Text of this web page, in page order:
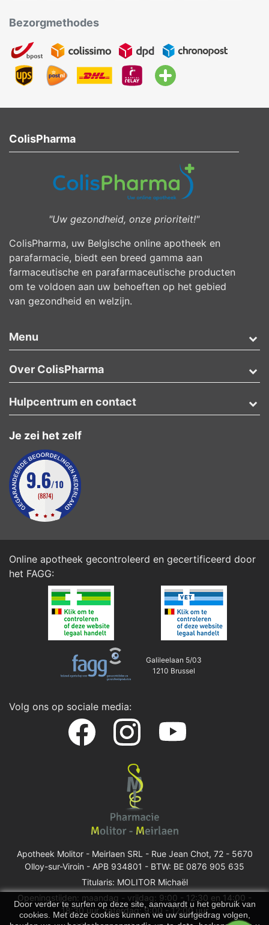
Bezorgmethodes
ColisPharma
"Uw gezondheid, onze prioriteit!"
ColisPharma, uw Belgische online apotheek en
parafarmacie, biedt een breed gamma aan
farmaceutische en parafarmaceutische producten
om te voldoen aan uw behoeften op het gebied
van gezondheid en welzijn.
Menu
Over ColisPharma
Door verder te surfen op deze site, aanvaardt u het gebruik van
cookies. Met deze cookies kunnen we uw surfgedrag volgen,
Je zei het zelf
Hulpcentrum en contact
Online apotheek gecontroleerd en gecertificeerd door
het FAGG:
Galileelaan 5/03
1210 Brussel
Volg ons op sociale media:
Apotheek Molitor - Meirlaen SRL - Rue Jean Chot, 72 - 5670
Olloy-sur-Viroin - APB 934801 - BTW: BE 0876 905 635
Titularis: MOLITOR Michaël
Openingstijden: maandag - vrijdag: 9:00 - 12:30 en 14:00 -
18:30 uur, zaterdag: 9:00 - 12:00 uur